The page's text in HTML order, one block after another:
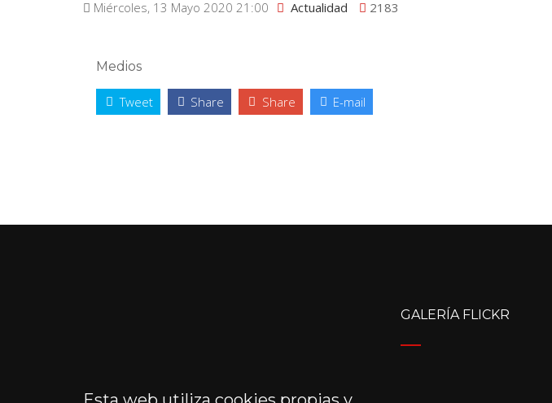
Miércoles, 13 Mayo 2020 21:00 Actualidad 2183
Medios
Tweet Share Share E-mail
GALERÍA FLICKR